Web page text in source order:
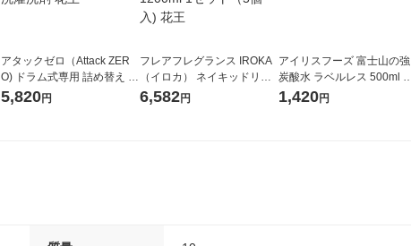
アタックゼロ（Attack ZER
O) ドラム式専用 詰め替え メ
ガジャンボ 2300g 1セット
5,820円
フレアフレグランス IROKA
（イロカ） ネイキッドリリ
ーの香り 柔軟剤 詰め替え 超
6,582円
アイリスフーズ 富士山の強
炭酸水 ラベルレス 500ml 1
箱（24本入）
1,420円